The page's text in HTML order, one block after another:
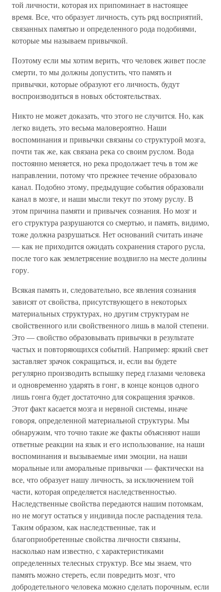
той личности, которая их припоминает в настоящее
время. Все, что образует личность, суть ряд восприятий,
связанных памятью и определенного рода подобиями,
которые мы называем привычкой.
Поэтому если мы хотим верить, что человек живет после
смерти, то мы должны допустить, что память и
привычки, которые образуют его личность, будут
воспроизводиться в новых обстоятельствах.
Никто не может доказать, что этого не случится. Но, как
легко видеть, это весьма маловероятно. Наши
воспоминания и привычки связаны со структурой мозга,
почти так же, как связана река со своим руслом. Вода
постоянно меняется, но река продолжает течь в том же
направлении, потому что прежнее течение образовало
канал. Подобно этому, предыдущие события образовали
канал в мозге, и наши мысли текут по этому руслу. В
этом причина памяти и привычек сознания. Но мозг и
его структура разрушаются со смертью, и память, видимо,
тоже должна разрушаться. Нет оснований считать иначе
— как не приходится ожидать сохранения старого русла,
после того как землетрясение воздвигло на месте долины
гору.
Всякая память и, следовательно, все явления сознания
зависят от свойства, присутствующего в некоторых
материальных структурах, но другим структурам не
свойственного или свойственного лишь в малой степени.
Это — свойство образовывать привычки в результате
частых и повторяющихся событий. Например: яркий свет
заставляет зрачок сокращаться, и, если вы будете
регулярно производить вспышку перед глазами человека
и одновременно ударять в гонг, в конце концов одного
лишь гонга будет достаточно для сокращения зрачков.
Этот факт касается мозга и нервной системы, иначе
говоря, определенной материальной структуры. Мы
обнаружим, что точно такие же факты объясняют наши
ответные реакции на язык и его использование, на наши
воспоминания и вызываемые ими эмоции, на наши
моральные или аморальные привычки — фактически на
все, что образует нашу личность, за исключением той
части, которая определяется наследственностью.
Наследственные свойства передаются нашим потомкам,
но не могут остаться у индивида после распадения тела.
Таким образом, как наследственные, так и
благоприобретенные свойства личности связаны,
насколько нам известно, с характеристиками
определенных телесных структур. Все мы знаем, что
память можно стереть, если повредить мозг, что
добродетельного человека можно сделать порочным, если